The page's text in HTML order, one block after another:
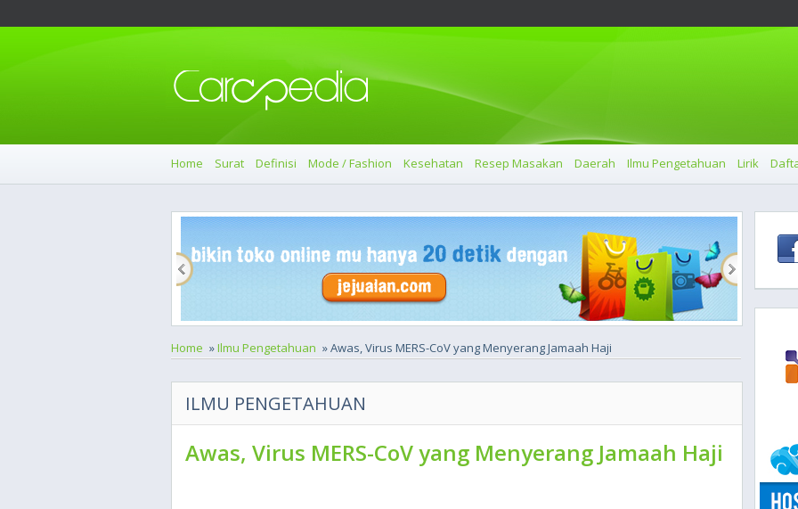
Home Surat Definisi Mode / Fashion Kesehatan Resep Masakan Daerah Ilmu Pengetahuan Lirik
Home »Ilmu Pengetahuan » Awas, Virus MERS-CoV yang Menyerang Jamaah Haji
ILMU PENGETAHUAN
Awas, Virus MERS-CoV yang Menyerang Jamaah Haji